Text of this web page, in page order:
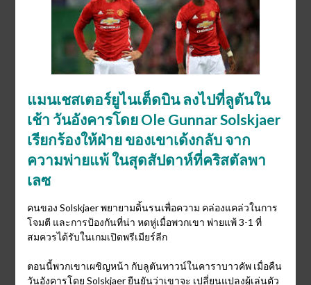
แมนเชสเตอร์ยูไนเต็ดบิน ลงไปที่ลูตันใน
เช้า วันอังคารโดย Ole Gunnar Solskjaer
เรียกร้องให้ฝ่าย ของเขาเด้งกลับ จาก
ความพ่ายแพ้ ในสุดสัปดาห์ที่คริสตัลพา
เลซ
คนของ Solskjaer พยายามดิ้นรนเพื่อความ คล่องแคล่วในการ
โจมตี และการป้องกันที่น่า หดหู่เมื่อพวกเขา พ่ายแพ้ 3-1 ที่
สมควรได้รับในเกมเปิดพรีเมียร์ลีก
ตอนนี้พวกเขาเผชิญหน้า กับลูตันทาวน์ในคาราบาวคัพ เมื่อคืน
วันอังคารโดย Solskjaer ยืนยันว่าเขาจะ เปลี่ยนแปลงผู้เล่นตัว